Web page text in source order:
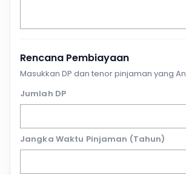
Rencana Pembiayaan
Masukkan DP dan tenor pinjaman yang
Jumlah DP
Jangka Waktu Pinjaman (Tahun)